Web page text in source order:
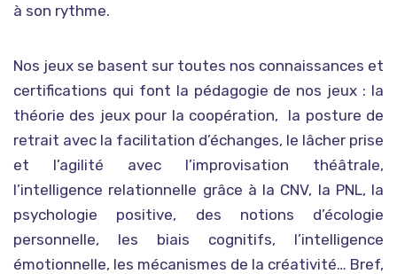
à son rythme.
Nos jeux se basent sur toutes nos connaissances et
certifications qui font la pédagogie de nos jeux : la
théorie des jeux pour la coopération, la posture de
retrait avec la facilitation d’échanges, le lâcher prise
et l’agilité avec l’improvisation théâtrale,
l’intelligence relationnelle grâce à la CNV, la PNL, la
psychologie positive, des notions d’écologie
personnelle, les biais cognitifs, l’intelligence
émotionnelle, les mécanismes de la créativité… Bref,